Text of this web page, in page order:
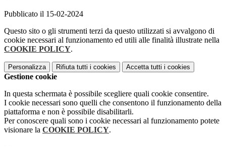
Pubblicato il 15-02-2024
Questo sito o gli strumenti terzi da questo utilizzati si avvalgono di
cookie necessari al funzionamento ed utili alle finalità illustrate nella
COOKIE POLICY.
Personalizza Rifiuta tutti i cookies Accetta tutti i cookies
Gestione cookie
In questa schermata è possibile scegliere quali cookie consentire.
I cookie necessari sono quelli che consentono il funzionamento della
piattaforma e non è possibile disabilitarli.
Per conoscere quali sono i cookie necessari al funzionamento potete
visionare la COOKIE POLICY.